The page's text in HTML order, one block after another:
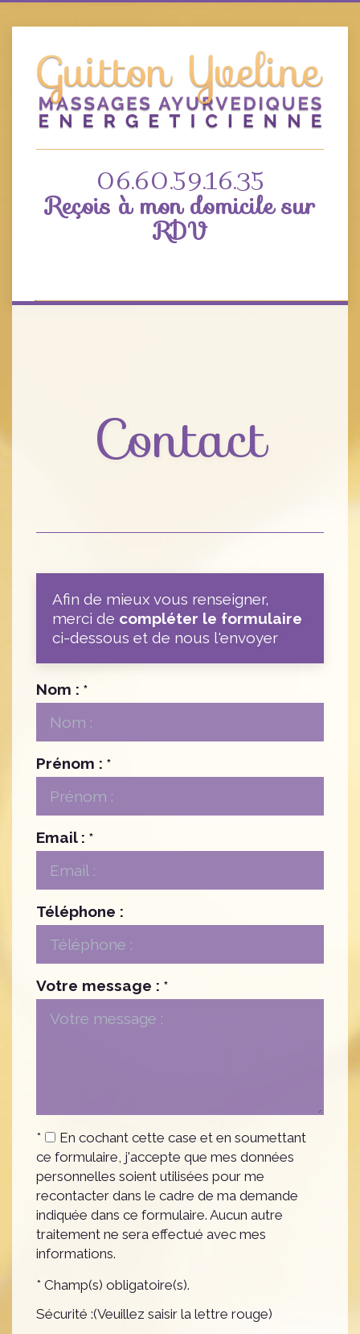
06.60.59.16.35
Reçois à mon domicile sur
RDV
Contact
Afin de mieux vous renseigner,
merci de compléter le formulaire
ci-dessous et de nous l'envoyer
Nom : *
Prénom : *
Email : *
Téléphone :
Votre message : *
*
En cochant cette case et en soumettant
ce formulaire, j'accepte que mes données
personnelles soient utilisées pour me
recontacter dans le cadre de ma demande
indiquée dans ce formulaire. Aucun autre
traitement ne sera effectué avec mes
informations.
* Champ(s) obligatoire(s).
Sécurité :(Veuillez saisir la lettre rouge)